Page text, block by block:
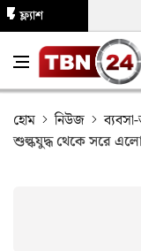
ফ্ল্যাশ
হোম নিউজ
শুল্কযুদ্ধ থেকে সরে এলো